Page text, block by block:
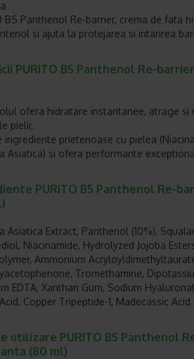
B5 Panthenol Re-barrier, crema de fata
si ajuta la protejarea si intarirea
PURITO B5 Panthenol Re-
ofera hidratare instantanee, atrage
pielii;
ingrediente prietenoase cu pielea
Asiatica) si ofera performante
PURITO B5 Panthenol Re-
Asiatica Extract, Panthenol (10%),
Niacinamide, Hydrolyzed Jojoba
Ammonium
Tromethamine,
EDTA, Xanthan Gum, Sodium
Copper Tripeptide-1, Madecassic Acid
utilizare PURITO B5 Panthenol
(80 ml)